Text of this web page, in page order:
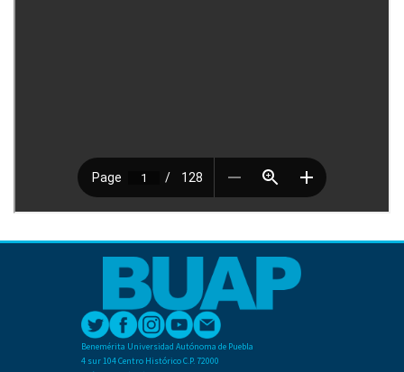
Benemérita Universidad Autónoma de Puebla
4 sur 104 Centro Histórico C.P. 72000